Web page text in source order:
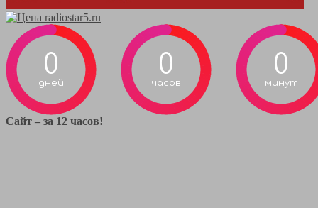
0
дней
0
часов
0
минут
Сайт – за 12 часов!